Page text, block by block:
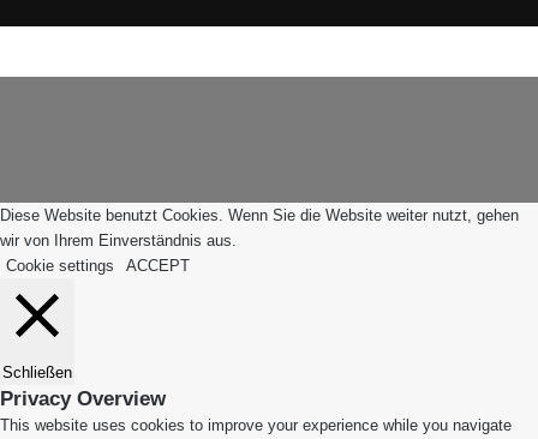
Diese Website benutzt Cookies. Wenn Sie die Website weiter nutzt, gehen
wir von Ihrem Einverständnis aus.
Cookie settings
ACCEPT
Schließen
Privacy Overview
This website uses cookies to improve your experience while you navigate